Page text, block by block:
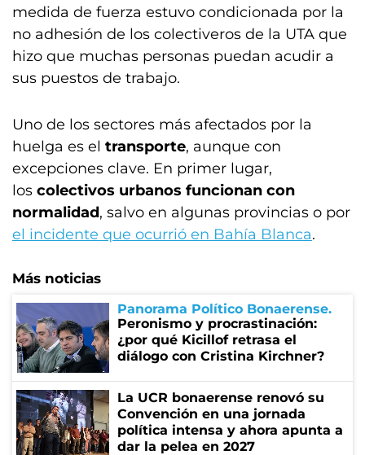
medida de fuerza estuvo condicionada por la
no adhesión de los colectiveros de la UTA que
hizo que muchas personas puedan acudir a
sus puestos de trabajo.
Uno de los sectores más afectados por la
huelga es el transporte, aunque con
excepciones clave. En primer lugar,
los colectivos urbanos funcionan con
normalidad, salvo en algunas provincias o por
el incidente que ocurrió en Bahía Blanca.
Más noticias
Panorama Político Bonaerense
Peronismo y procrastinación:
¿por qué Kicillof retrasa el
diálogo con Cristina Kirchner?
La UCR bonaerense renovó su
Convención en una jornada
política intensa y ahora apunta a
dar la pelea en 2027